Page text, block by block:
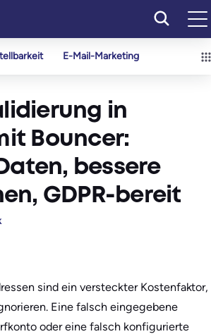
E-Mail-Marketing
in
Bouncer:
bessere
GDPR-bereit
sind ein versteckter Kostenfaktor,
Eine falsch eingegebene
oder eine falsch konfigurierte